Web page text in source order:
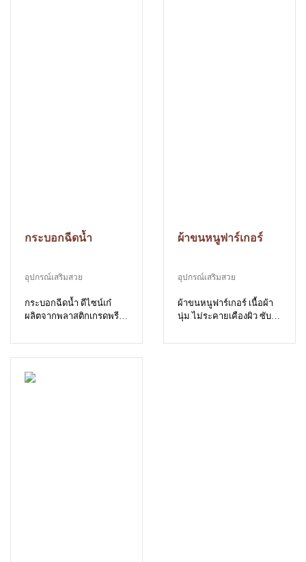
กระบอกฉีดน้ำ
อุปกรณ์เสริมสวย
กระบอกฉีดน้ำ ดีไซน์เก๋
ผลิตจากพลาสติกเกรดพรีเมี่
เปิดได้ กระจายละอองน้ำได้
ดี
ผ้าขนหนูฟาร์เกอร์
อุปกรณ์เสริมสวย
ผ้าขนหนูฟาร์เกอร์ เนื้อผ้า
นุ่ม ไม่ระคายเคืองผิว ซับ
ประณีต ไม่หลุดลุ่ยง่าย